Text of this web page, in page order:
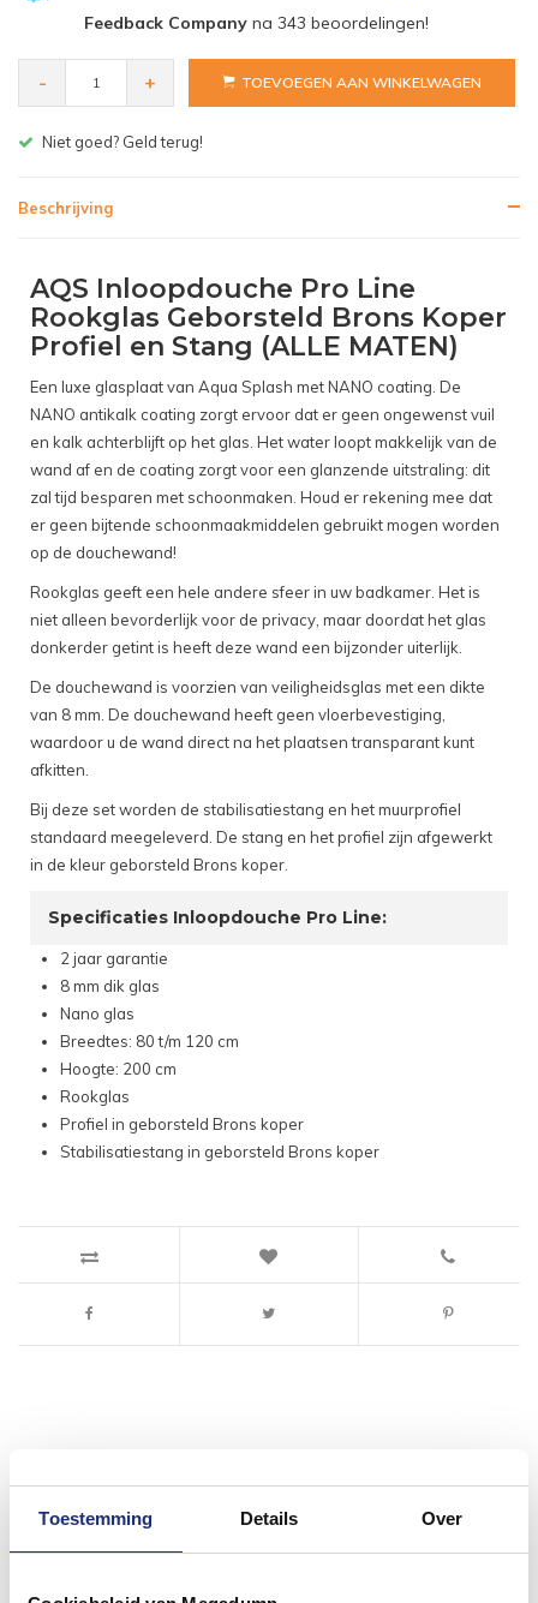
Toestemming Details Over
Feedback Companyna 343 beoordelingen!
- + TOEVOEGEN AAN WINKELWAGEN
Gratis bezorgen v.a. € 150,- (NL)
Beschrijving
AQS Inloopdouche Pro Line
Rookglas Geborsteld Brons Koper
Profiel en Stang (ALLE MATEN)
Een luxe glasplaat van Aqua Splash met NANO coating. De
NANO antikalk coating zorgt ervoor dat er geen ongewenst vuil
en kalk achterblijft op het glas. Het water loopt makkelijk van de
wand af en de coating zorgt voor een glanzende uitstraling: dit
zal tijd besparen met schoonmaken. Houd er rekening mee dat
er geen bijtende schoonmaakmiddelen gebruikt mogen worden
op de douchewand!
Rookglas geeft een hele andere sfeer in uw badkamer. Het is
niet alleen bevorderlijk voor de privacy, maar doordat het glas
donkerder getint is heeft deze wand een bijzonder uiterlijk.
De douchewand is voorzien van veiligheidsglas met een dikte
van 8 mm. De douchewand heeft geen vloerbevestiging,
waardoor u de wand direct na het plaatsen transparant kunt
afkitten.
Bij deze set worden de stabilisatiestang en het muurprofiel
standaard meegeleverd. De stang en het profiel zijn afgewerkt
in de kleur geborsteld Brons koper.
Specificaties Inloopdouche Pro Line:
2 jaar garantie
8 mm dik glas
Nano glas
Breedtes: 80 t/m 120 cm
Hoogte: 200 cm
Rookglas
Profiel in geborsteld Brons koper
Stabilisatiestang in geborsteld Brons koper
#mijndroombadkamer
Wij geloven in de kracht van delen. Deel jouw
en tag @megadumpnl. Samen bouwen we een
badkamerstijlen. Doe je mee?